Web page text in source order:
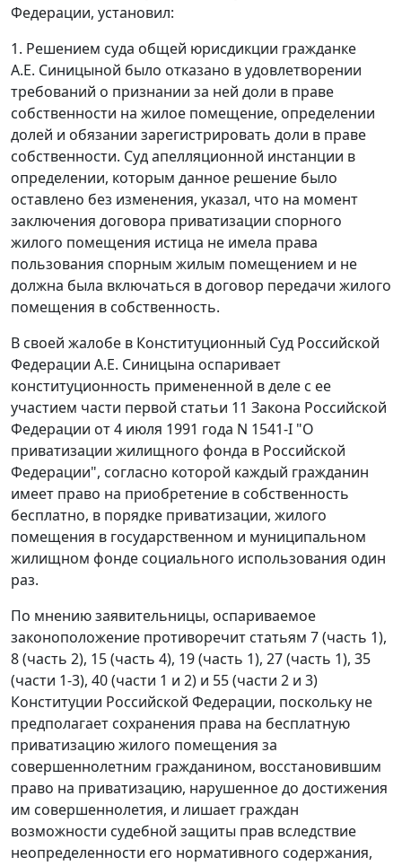
Федерации, установил:
1. Решением суда общей юрисдикции гражданке
А.Е. Синицыной было отказано в удовлетворении
требований о признании за ней доли в праве
собственности на жилое помещение, определении
долей и обязании зарегистрировать доли в праве
собственности. Суд апелляционной инстанции в
определении, которым данное решение было
оставлено без изменения, указал, что на момент
заключения договора приватизации спорного
жилого помещения истица не имела права
пользования спорным жилым помещением и не
должна была включаться в договор передачи жилого
помещения в собственность.
В своей жалобе в Конституционный Суд Российской
Федерации А.Е. Синицына оспаривает
конституционность примененной в деле с ее
участием части первой статьи 11 Закона Российской
Федерации от 4 июля 1991 года N 1541-I "О
приватизации жилищного фонда в Российской
Федерации", согласно которой каждый гражданин
имеет право на приобретение в собственность
бесплатно, в порядке приватизации, жилого
помещения в государственном и муниципальном
жилищном фонде социального использования один
раз.
По мнению заявительницы, оспариваемое
законоположение противоречит статьям 7 (часть 1),
8 (часть 2), 15 (часть 4), 19 (часть 1), 27 (часть 1), 35
(части 1-3), 40 (части 1 и 2) и 55 (части 2 и 3)
Конституции Российской Федерации, поскольку не
предполагает сохранения права на бесплатную
приватизацию жилого помещения за
совершеннолетним гражданином, восстановившим
право на приватизацию, нарушенное до достижения
им совершеннолетия, и лишает граждан
возможности судебной защиты прав вследствие
неопределенности его нормативного содержания,